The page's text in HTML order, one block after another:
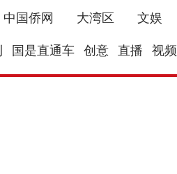
中国侨网 大湾区 文娱
国是直通车 创意 直播 视频